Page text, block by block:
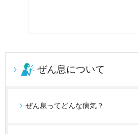
ぜん息について
ぜん息ってどんな病気？